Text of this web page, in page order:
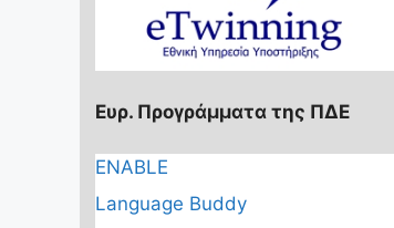
Ευρ. Προγράμματα της ΠΔΕ
ENABLE
Language Buddy